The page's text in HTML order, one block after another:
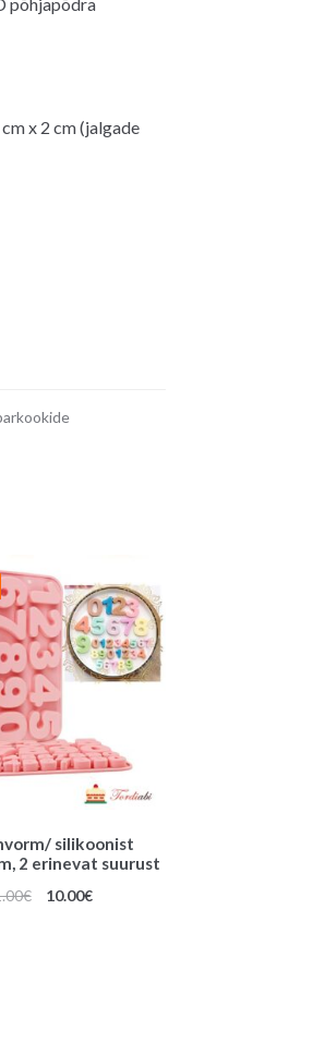
x 2 cm (jalgade
silikoonist
2 erinevat suurust
€
Algne
10.00€Praegune